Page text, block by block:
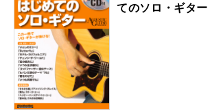
てのソロ・ギター